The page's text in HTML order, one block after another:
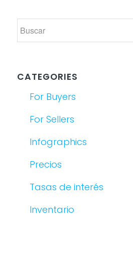
CATEGORIES
For Buyers
For Sellers
Infographics
Precios
Tasas de interés
Inventario